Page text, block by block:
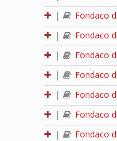
|
Fondaco
|
Fondaco
|
Fondaco
|
Fondaco
|
Fondaco
|
Fondaco
|
Fondaco